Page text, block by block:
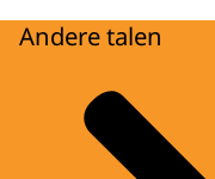
Andere talen